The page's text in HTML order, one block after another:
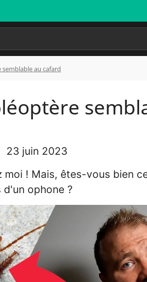
au cafard
23 juin 2023
moi ! Mais, êtes-vous bien
ophone ?